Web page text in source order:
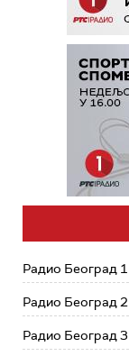
Радио Београд 1
Радио Београд 2
Радио Београд 3